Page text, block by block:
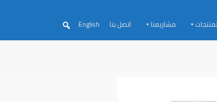
مشاريعنا اتصل بنا English